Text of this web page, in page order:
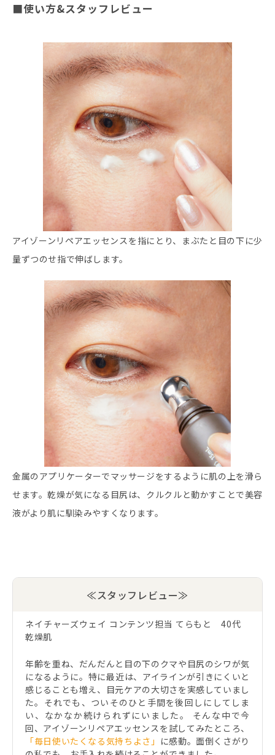
■使い方&スタッフレビュー
アイゾーンリペアエッセンスを指にとり、まぶたと目の下に少
量ずつのせ指で伸ばします。
金属のアプリケーターでマッサージをするように肌の上を滑ら
せます。乾燥が気になる目尻は、クルクルと動かすことで美容
液がより肌に馴染みやすくなります。
≪スタッフレビュー≫
ネイチャーズウェイ コンテンツ担当 てらもと 40代
乾燥肌
年齢を重ね、だんだんと目の下のクマや目尻のシワが気
になるように。特に最近は、アイラインが引きにくいと
感じることも増え、目元ケアの大切さを実感していまし
た。それでも、ついそのひと手間を後回しにしてしま
い、なかなか続けられずにいました。 そんな中で今
回、アイゾーンリペアエッセンスを試してみたところ、
「毎日使いたくなる気持ちよさ」 に感動。面倒くさがり